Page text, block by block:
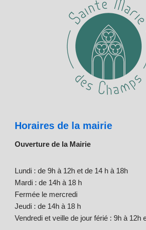
Horaires de la mairie
Ouverture de la Mairie
Lundi : de 9h à 12h et de 14 h à 18h
Mardi : de 14h à 18 h
Fermée le mercredi
Jeudi : de 14h à 18 h
Vendredi et veille de jour férié : 9h à 12h